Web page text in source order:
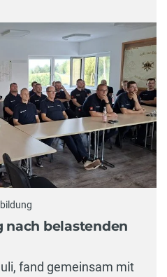
nach belastenden
fand gemeinsam mit